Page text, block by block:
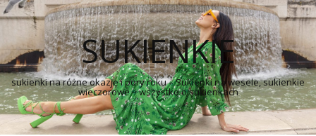
SUKIENKIE
sukienki na różne okazje i pory roku – Sukienki na wesele, sukienkie
wieczorowe – wszystko o sukienkach